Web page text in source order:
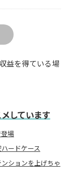
益を得ている場
しています
場
ードケース
ションを上げちゃ